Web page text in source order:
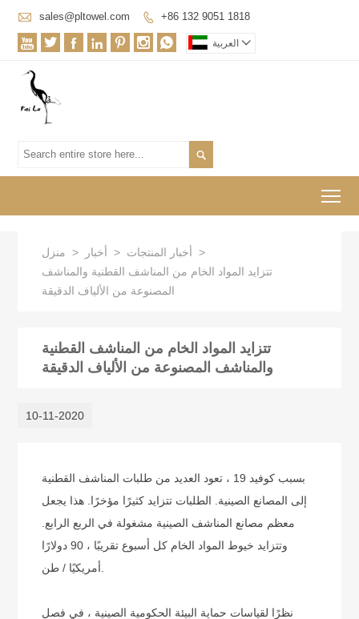
 sales@pltowel.com  +86 132 9051 1818
       العربية 

منزل > أخبار > أخبار المنتجات
>
تتزايد المواد الخام من المناشف القطنية والمناشف
المصنوعة من الألياف الدقيقة
تتزايد المواد الخام من المناشف القطنية
والمناشف المصنوعة من الألياف الدقيقة
10-11-2020
بسبب كوفيد 19 ، تعود العديد من طلبات المناشف القطنية
إلى المصانع الصينية. الطلبات تتزايد كثيرًا مؤخرًا. هذا يجعل
معظم مصانع المناشف الصينية مشغولة في الربع الرابع.
وتتزايد خيوط المواد الخام كل أسبوع تقريبًا ، 90 دولارًا
نظرًا لقياسات حماية البيئة الحكومية الصينية ، في فصل